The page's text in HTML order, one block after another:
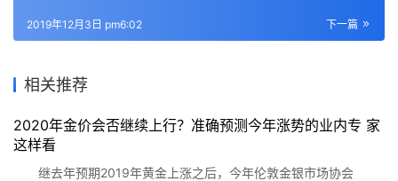
下一篇
2019年12月3日 pm6:02
相关推荐
2020年金价会否继续上行？准确预测今年涨势的业内专 家
这样看
继去年预期2019年黄金上涨之后，今年伦敦金银市场协会